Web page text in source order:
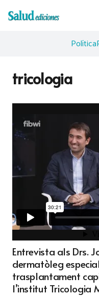
Política
tricologia
Entrevista als Drs.
dermatòleg
trasplantament
l’institut Tricologia